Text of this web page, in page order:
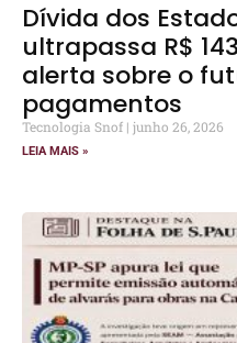
Dívida dos
ultrapassa R$
alerta sobre o
pagamentos
Tecnologia Snof junho 26, 2026
LEIA MAIS »